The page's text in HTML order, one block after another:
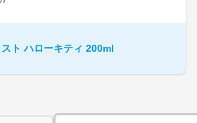
ト ハローキティ 200ml